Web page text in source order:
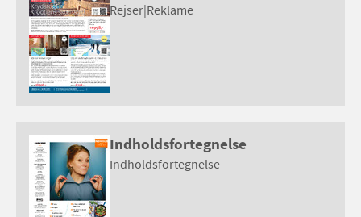
Rejser|Reklame
Indholdsfortegnelse
Indholdsfortegnelse